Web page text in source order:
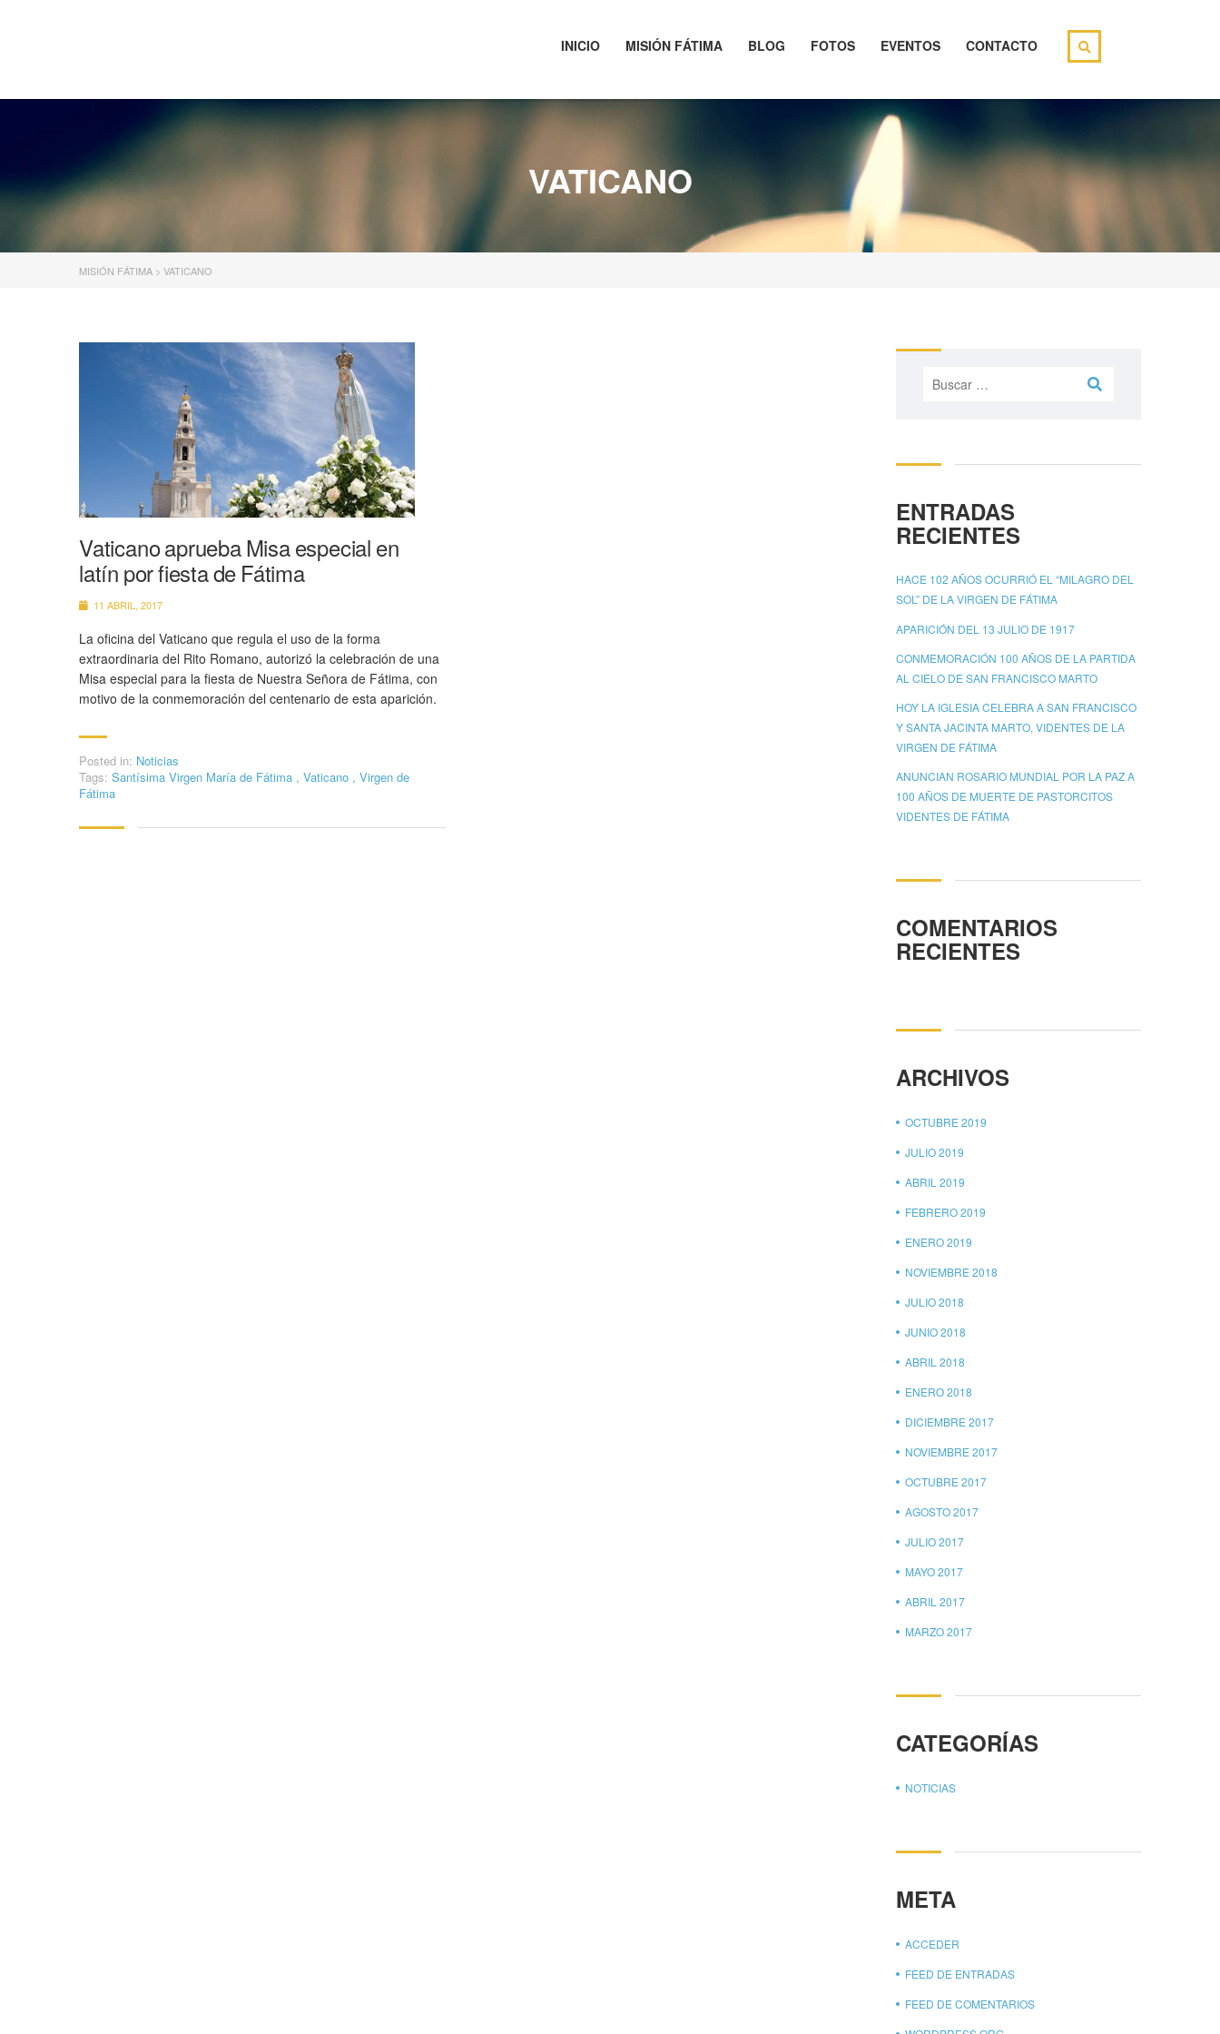
INICIO MISIÓN FÁTIMA BLOG FOTOS EVENTOS CONTACTO
VATICANO
MISIÓN FÁTIMA > VATICANO
Vaticano aprueba Misa especial en
latín por fiesta de Fátima
11 ABRIL, 2017
La oficina del Vaticano que regula el uso de la forma
extraordinaria del Rito Romano, autorizó la celebración de una
Misa especial para la fiesta de Nuestra Señora de Fátima, con
motivo de la conmemoración del centenario de esta aparición.
Posted in: Noticias
Tags: Santísima Virgen María de Fátima , Vaticano , Virgen de
Fátima
Buscar:
ENTRADAS
RECIENTES
HACE 102 AÑOS OCURRIÓ EL “MILAGRO DEL
SOL” DE LA VIRGEN DE FÁTIMA
APARICIÓN DEL 13 JULIO DE 1917
CONMEMORACIÓN 100 AÑOS DE LA PARTIDA
AL CIELO DE SAN FRANCISCO MARTO
HOY LA IGLESIA CELEBRA A SAN FRANCISCO
Y SANTA JACINTA MARTO, VIDENTES DE LA
VIRGEN DE FÁTIMA
ANUNCIAN ROSARIO MUNDIAL POR LA PAZ A
100 AÑOS DE MUERTE DE PASTORCITOS
VIDENTES DE FÁTIMA
COMENTARIOS
RECIENTES
ARCHIVOS
OCTUBRE 2019
JULIO 2019
ABRIL 2019
FEBRERO 2019
ENERO 2019
NOVIEMBRE 2018
JULIO 2018
JUNIO 2018
ABRIL 2018
ENERO 2018
DICIEMBRE 2017
NOVIEMBRE 2017
OCTUBRE 2017
AGOSTO 2017
JULIO 2017
MAYO 2017
ABRIL 2017
MARZO 2017
CATEGORÍAS
NOTICIAS
META
ACCEDER
FEED DE ENTRADAS
FEED DE COMENTARIOS